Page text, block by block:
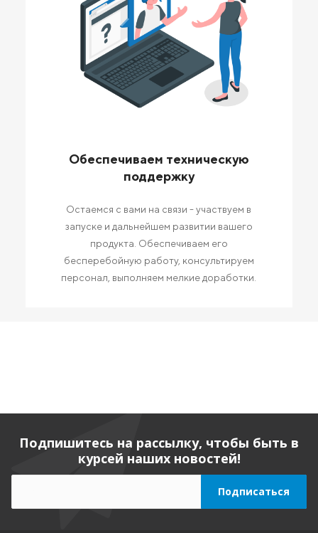
Обеспечиваем техническую
поддержку
Остаемся с вами на связи - участвуем в
запуске и дальнейшем развитии вашего
продукта. Обеспечиваем его
бесперебойную работу, консультируем
персонал, выполняем мелкие доработки.
Подпишитесь на рассылку, чтобы быть в
курсей наших новостей!